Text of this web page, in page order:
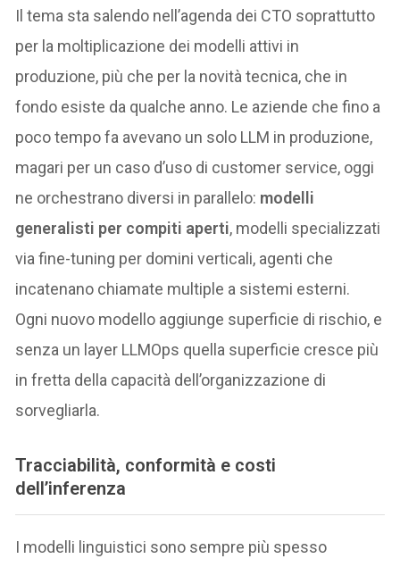
Il tema sta salendo nell’agenda dei CTO soprattutto
per la moltiplicazione dei modelli attivi in
produzione, più che per la novità tecnica, che in
fondo esiste da qualche anno. Le aziende che fino a
poco tempo fa avevano un solo LLM in produzione,
magari per un caso d’uso di customer service, oggi
ne orchestrano diversi in parallelo: modelli
generalisti per compiti aperti, modelli specializzati
via fine-tuning per domini verticali, agenti che
incatenano chiamate multiple a sistemi esterni.
Ogni nuovo modello aggiunge superficie di rischio, e
senza un layer LLMOps quella superficie cresce più
in fretta della capacità dell’organizzazione di
sorvegliarla.
Tracciabilità, conformità e costi
dell’inferenza
I modelli linguistici sono sempre più spesso